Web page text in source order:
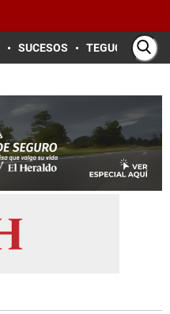
SUCESOS TEGUCIGALPA